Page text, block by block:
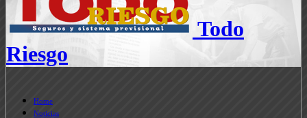
Todo
Riesgo
Home
Noticias